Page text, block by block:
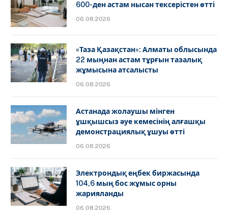
600-ден астам нысан тексерістен өтті
06.08.2026
«Таза Қазақстан»: Алматы облысында
22 мыңнан астам тұрғын тазалық
жұмысына атсалысты
06.08.2026
Астанада жолаушы мінген
ұшқышсыз әуе кемесінің алғашқы
демонстрациялық ұшуы өтті
06.08.2026
Электрондық еңбек биржасында
104,6 мың бос жұмыс орны
жарияланды
06.08.2026